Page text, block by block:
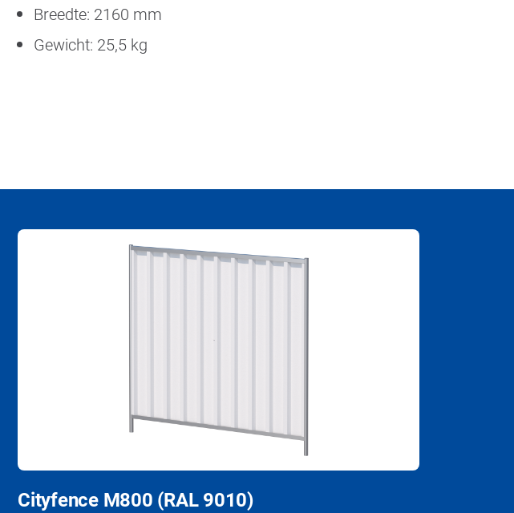
Breedte: 2160 mm
Gewicht: 25,5 kg
Cityfence M800 (RAL 9010)